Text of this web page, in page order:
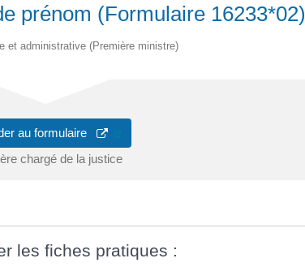
prénom (Formulaire 16233*02)
et administrative (Première ministre)
au formulaire
(ouverture dans un nouvel onglet)
chargé de la justice
les fiches pratiques :